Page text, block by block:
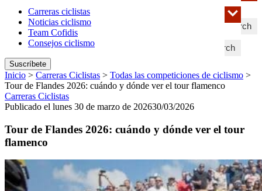
Search
Search
Carreras ciclistas
Noticias ciclismo
Team Cofidis
Consejos ciclismo
Suscríbete
Inicio > Carreras Ciclistas > Todas las competiciones de ciclismo >
Tour de Flandes 2026: cuándo y dónde ver el tour flamenco
Carreras Ciclistas
Publicado el lunes 30 de marzo de 202630/03/2026
Tour de Flandes 2026: cuándo y dónde ver el tour
flamenco